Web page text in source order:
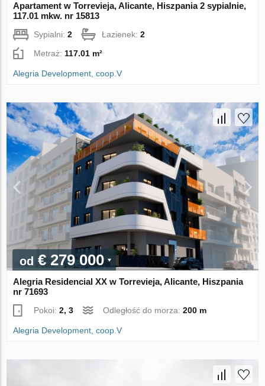
Apartament w Torrevieja, Alicante, Hiszpania 2 sypialnie,
117.01 mkw. nr 15813
Sypialni:2 Łazienek:2
Metraż:117.01 m²
Alegria Development, coop.V
od € 279 000
Alegria Residencial XX w Torrevieja, Alicante, Hiszpania
nr 71693
Pokoi:2, 3 Odległość do morza:200 m
Alegria Development, coop.V